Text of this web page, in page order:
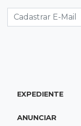
Governo libera
EXPEDIENTE
ANUNCIAR